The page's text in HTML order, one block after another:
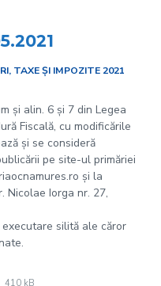
TAXE ȘI IMPOZITE 2021
și alin. 6 și 7 din Legea
Fiscală, cu modificările
și se consideră
pe site-ul primăriei
și la
Nicolae Iorga nr. 27,
silită ale căror
File
pdf
File
410 kB